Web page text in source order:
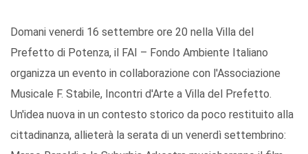
Domani venerdi 16 settembre ore 20 nella Villa del
Prefetto di Potenza, il FAI – Fondo Ambiente Italiano
organizza un evento in collaborazione con l'Associazione
Musicale F. Stabile, Incontri d'Arte a Villa del Prefetto.
Un'idea nuova in un contesto storico da poco restituito alla
cittadinanza, allieterà la serata di un venerdì settembrino: